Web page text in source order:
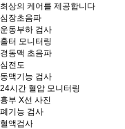
최상의 케어를 제공합니다
심장초음파
운동부하 검사
홀터 모니터링
경동맥 초음파
심전도
동맥기능 검사
24시간 혈압 모니터링
흉부 X선 사진
폐기능 검사
혈액검사